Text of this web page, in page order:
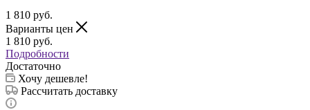
1 810 руб.
Варианты цен
1 810 руб.
Подробности
Достаточно
Хочу дешевле!
Рассчитать доставку